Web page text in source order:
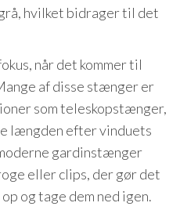
hvilket bidrager til det
når det kommer til
af disse stænger er
som teleskopstænger,
længden efter vinduets
gardinstænger
eller clips, der gør det
og tage dem ned igen.